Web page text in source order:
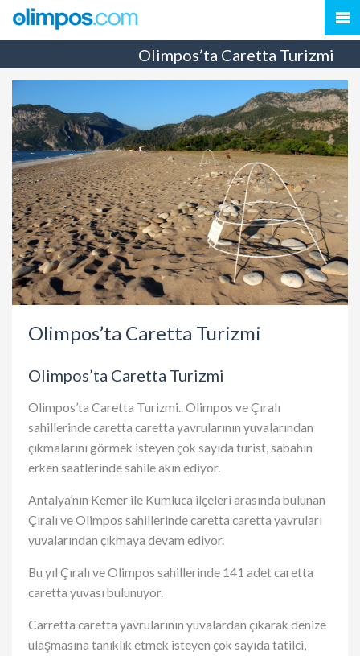
Olimpos’ta Caretta Turizmi
Olimpos’ta Caretta Turizmi
Olimpos’ta Caretta Turizmi
Olimpos’ta Caretta Turizmi.. Olimpos ve Çıralı
sahillerinde caretta caretta yavrularının yuvalarından
çıkmalarını görmek isteyen çok sayıda turist, sabahın
erken saatlerinde sahile akın ediyor.
Antalya’nın Kemer ile Kumluca ilçeleri arasında bulunan
Çıralı ve Olimpos sahillerinde caretta caretta yavruları
yuvalarından çıkmaya devam ediyor.
Bu yıl Çıralı ve Olimpos sahillerinde 141 adet caretta
caretta yuvası bulunuyor.
Carretta caretta yavrularının yuvalardan çıkarak denize
ulaşmasına tanıklık etmek isteyen çok sayıda tatilci,